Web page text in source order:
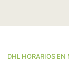
DHL HORARIOS